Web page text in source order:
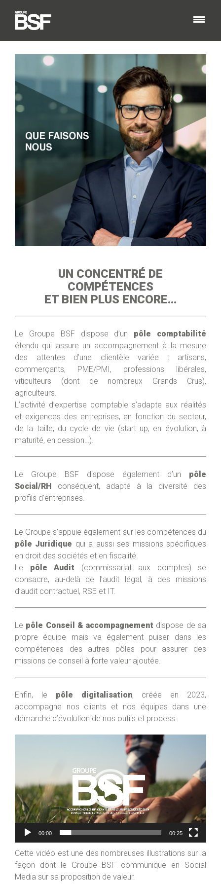
UN CONCENTRÉ DE
COMPÉTENCES
ET BIEN PLUS ENCORE…
Le Groupe BSF dispose d’un pôle comptabilité
étendu qui assure un accompagnement à la mesure
des attentes d’une clientèle variée : artisans,
commerçants, PME/PMI, professions libérales,
viticulteurs (dont de nombreux Grands Crus),
agriculteurs.
L’activité d’expertise comptable s’adapte aux réalités
et exigences des entreprises, en fonction du secteur,
de la taille, du cycle de vie (start up, en évolution, à
maturité, en cession…).
Le Groupe BSF dispose également d’un pôle
Social/RH
conséquent, adapté à la diversité des
profils d’entreprises.
Le Groupe s’appuie également sur les compétences du
pôle Juridique qui a aussi ses missions spécifiques
en droit des sociétés et en fiscalité.
Le pôle Audit (commissariat aux comptes) se
consacre, au-delà de l’audit légal, à des missions
d’audit contractuel, RSE et IT.
Le pôle Conseil & accompagnement dispose de sa
propre équipe mais va également puiser dans les
compétences des autres pôles pour assurer des
missions de conseil à forte valeur ajoutée.
Enfin, le pôle digitalisation, créée en 2023,
accompagne nos clients et nos équipes dans une
démarche d’évolution de nos outils et process.
00:00 00:25
Cette vidéo est une des nombreuses illustrations sur la
façon dont le Groupe BSF communique en Social
Media sur sa proposition de valeur.